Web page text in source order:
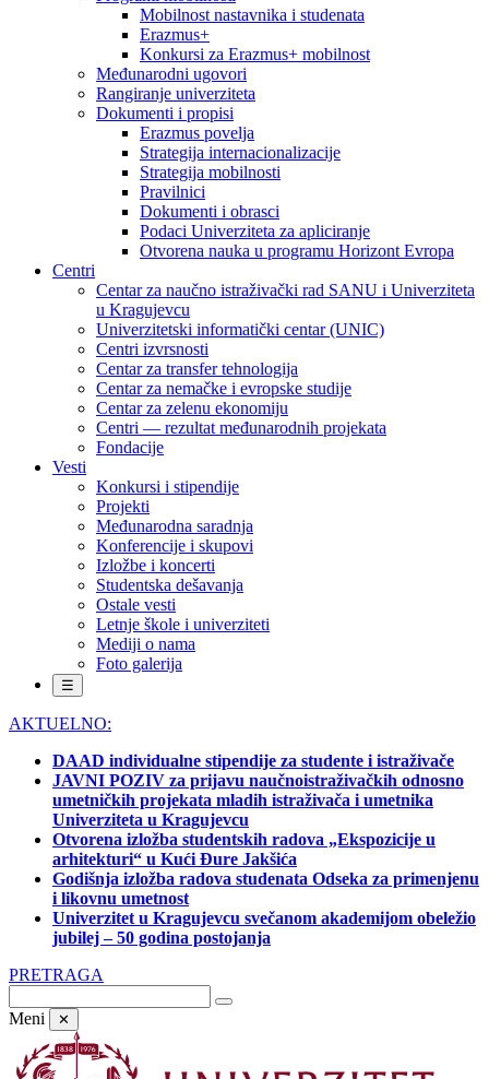
Mobilnost nastavnika i studenata
Erazmus+
Konkursi za Erazmus+ mobilnost
Međunarodni ugovori
Rangiranje univerziteta
Dokumenti i propisi
Erazmus povelja
Strategija internacionalizacije
Strategija mobilnosti
Pravilnici
Dokumenti i obrasci
Podaci Univerziteta za apliciranje
Otvorena nauka u programu Horizont Evropa
Centri
Centar za naučno istraživački rad SANU i Univerziteta
u Kragujevcu
Univerzitetski informatički centar (UNIC)
Centri izvrsnosti
Centar za transfer tehnologija
Centar za nemačke i evropske studije
Centar za zelenu ekonomiju
Centri — rezultat međunarodnih projekata
Fondacije
Vesti
Konkursi i stipendije
Projekti
Međunarodna saradnja
Konferencije i skupovi
Izložbe i koncerti
Studentska dešavanja
Ostale vesti
Letnje škole i univerziteti
Mediji o nama
Foto galerija
☰
AKTUELNO:
DAAD individualne stipendije za studente i istraživače
JAVNI POZIV za prijavu naučnoistraživačkih odnosno
umetničkih projekata mladih istraživača i umetnika
Univerziteta u Kragujevcu
Otvorena izložba studentskih radova „Ekspozicije u
arhitekturi“ u Kući Đure Jakšića
Godišnja izložba radova studenata Odseka za primenjenu
i likovnu umetnost
Univerzitet u Kragujevcu svečanom akademijom obeležio
jubilej – 50 godina postojanja
PRETRAGA
Meni ✕